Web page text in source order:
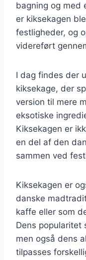
bagning og med
er kiksekagen
festligheder, og
videreført
I dag findes der
kiksekage, der
version til mere
eksotiske
Kiksekagen er
en del af den
sammen ved
Kiksekagen er
danske
kaffe eller som
Dens popularitet
men også dens
tilpasses